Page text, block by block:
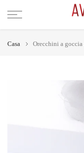
Vai
Casa Orecchini a